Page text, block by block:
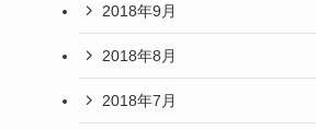
2018年9月
2018年8月
2018年7月